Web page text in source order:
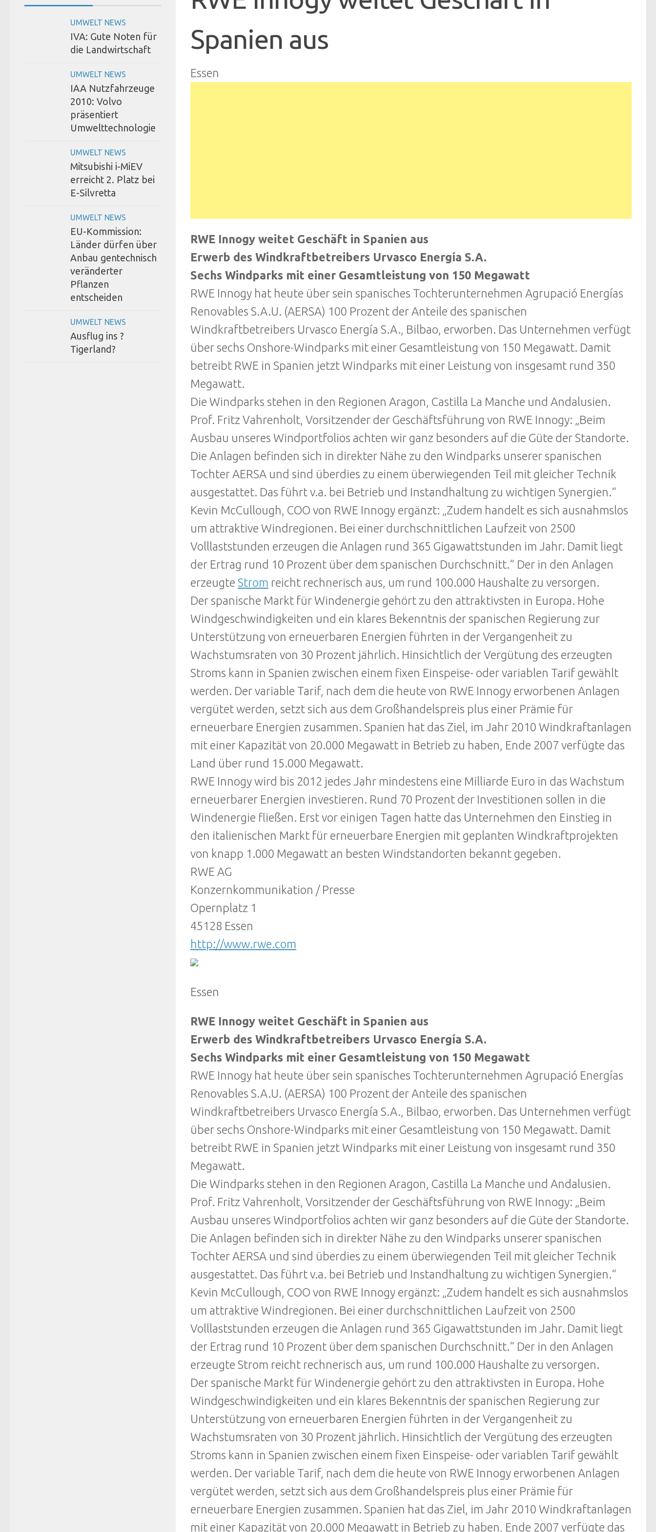
Spanien aus
Essen
RWE Innogy weitet Geschäft in Spanien aus
Erwerb des Windkraftbetreibers Urvasco Energía S.A.
Sechs Windparks mit einer Gesamtleistung von 150 Megawatt
RWE Innogy hat heute über sein spanisches Tochterunternehmen Agrupació Energías
Renovables S.A.U. (AERSA) 100 Prozent der Anteile des spanischen
Windkraftbetreibers Urvasco Energía S.A., Bilbao, erworben. Das Unternehmen verfügt
über sechs Onshore-Windparks mit einer Gesamtleistung von 150 Megawatt. Damit
betreibt RWE in Spanien jetzt Windparks mit einer Leistung von insgesamt rund 350
Megawatt.
Die Windparks stehen in den Regionen Aragon, Castilla La Manche und Andalusien.
Prof. Fritz Vahrenholt, Vorsitzender der Geschäftsführung von RWE Innogy: „Beim
Ausbau unseres Windportfolios achten wir ganz besonders auf die Güte der Standorte.
Die Anlagen befinden sich in direkter Nähe zu den Windparks unserer spanischen
Tochter AERSA und sind überdies zu einem überwiegenden Teil mit gleicher Technik
ausgestattet. Das führt v.a. bei Betrieb und Instandhaltung zu wichtigen Synergien.“
Kevin McCullough, COO von RWE Innogy ergänzt: „Zudem handelt es sich ausnahmslos
um attraktive Windregionen. Bei einer durchschnittlichen Laufzeit von 2500
Volllaststunden erzeugen die Anlagen rund 365 Gigawattstunden im Jahr. Damit liegt
der Ertrag rund 10 Prozent über dem spanischen Durchschnitt.“ Der in den Anlagen
erzeugte Strom reicht rechnerisch aus, um rund 100.000 Haushalte zu versorgen.
Der spanische Markt für Windenergie gehört zu den attraktivsten in Europa. Hohe
Windgeschwindigkeiten und ein klares Bekenntnis der spanischen Regierung zur
Unterstützung von erneuerbaren Energien führten in der Vergangenheit zu
Wachstumsraten von 30 Prozent jährlich. Hinsichtlich der Vergütung des erzeugten
Stroms kann in Spanien zwischen einem fixen Einspeise- oder variablen Tarif gewählt
werden. Der variable Tarif, nach dem die heute von RWE Innogy erworbenen Anlagen
vergütet werden, setzt sich aus dem Großhandelspreis plus einer Prämie für
erneuerbare Energien zusammen. Spanien hat das Ziel, im Jahr 2010 Windkraftanlagen
mit einer Kapazität von 20.000 Megawatt in Betrieb zu haben, Ende 2007 verfügte das
Land über rund 15.000 Megawatt.
RWE Innogy wird bis 2012 jedes Jahr mindestens eine Milliarde Euro in das Wachstum
erneuerbarer Energien investieren. Rund 70 Prozent der Investitionen sollen in die
Windenergie fließen. Erst vor einigen Tagen hatte das Unternehmen den Einstieg in
den italienischen Markt für erneuerbare Energien mit geplanten Windkraftprojekten
von knapp 1.000 Megawatt an besten Windstandorten bekannt gegeben.
RWE AG
Konzernkommunikation / Presse
Opernplatz 1
45128 Essen
http://www.rwe.com
Essen
RWE Innogy weitet Geschäft in Spanien aus
Erwerb des Windkraftbetreibers Urvasco Energía S.A.
Sechs Windparks mit einer Gesamtleistung von 150 Megawatt
RWE Innogy hat heute über sein spanisches Tochterunternehmen Agrupació Energías
Renovables S.A.U. (AERSA) 100 Prozent der Anteile des spanischen
Windkraftbetreibers Urvasco Energía S.A., Bilbao, erworben. Das Unternehmen verfügt
über sechs Onshore-Windparks mit einer Gesamtleistung von 150 Megawatt. Damit
betreibt RWE in Spanien jetzt Windparks mit einer Leistung von insgesamt rund 350
Megawatt.
Die Windparks stehen in den Regionen Aragon, Castilla La Manche und Andalusien.
Prof. Fritz Vahrenholt, Vorsitzender der Geschäftsführung von RWE Innogy: „Beim
Ausbau unseres Windportfolios achten wir ganz besonders auf die Güte der Standorte.
Die Anlagen befinden sich in direkter Nähe zu den Windparks unserer spanischen
Tochter AERSA und sind überdies zu einem überwiegenden Teil mit gleicher Technik
ausgestattet. Das führt v.a. bei Betrieb und Instandhaltung zu wichtigen Synergien.“
Kevin McCullough, COO von RWE Innogy ergänzt: „Zudem handelt es sich ausnahmslos
um attraktive Windregionen. Bei einer durchschnittlichen Laufzeit von 2500
Volllaststunden erzeugen die Anlagen rund 365 Gigawattstunden im Jahr. Damit liegt
der Ertrag rund 10 Prozent über dem spanischen Durchschnitt.“ Der in den Anlagen
erzeugte Strom reicht rechnerisch aus, um rund 100.000 Haushalte zu versorgen.
Der spanische Markt für Windenergie gehört zu den attraktivsten in Europa. Hohe
Windgeschwindigkeiten und ein klares Bekenntnis der spanischen Regierung zur
Unterstützung von erneuerbaren Energien führten in der Vergangenheit zu
Wachstumsraten von 30 Prozent jährlich. Hinsichtlich der Vergütung des erzeugten
Stroms kann in Spanien zwischen einem fixen Einspeise- oder variablen Tarif gewählt
werden. Der variable Tarif, nach dem die heute von RWE Innogy erworbenen Anlagen
vergütet werden, setzt sich aus dem Großhandelspreis plus einer Prämie für
erneuerbare Energien zusammen. Spanien hat das Ziel, im Jahr 2010 Windkraftanlagen
mit einer Kapazität von 20.000 Megawatt in Betrieb zu haben, Ende 2007 verfügte das
UMWELT NEWS
IVA: Gute Noten für
die Landwirtschaft
UMWELT NEWS
IAA Nutzfahrzeuge
2010: Volvo
präsentiert
Umwelttechnologie
UMWELT NEWS
Mitsubishi i-MiEV
erreicht 2. Platz bei
E-Silvretta
UMWELT NEWS
EU-Kommission:
Länder dürfen über
Anbau gentechnisch
veränderter
Pflanzen
entscheiden
UMWELT NEWS
Ausflug ins ?
Tigerland?